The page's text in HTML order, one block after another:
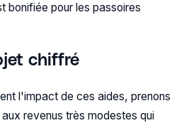
bonifiée pour les passoires
chiffré
l'impact de ces aides, prenons
revenus très modestes qui